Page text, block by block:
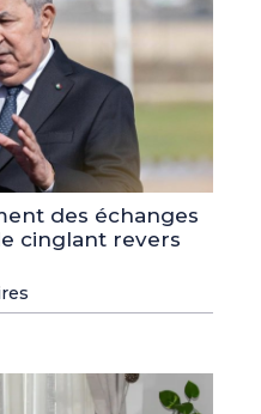
des échanges
cinglant revers